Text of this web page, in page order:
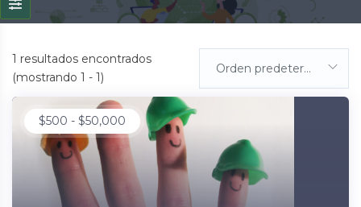
1 resultados encontrados
(mostrando 1 - 1)
Orden predeterminada
$500 - $50,000